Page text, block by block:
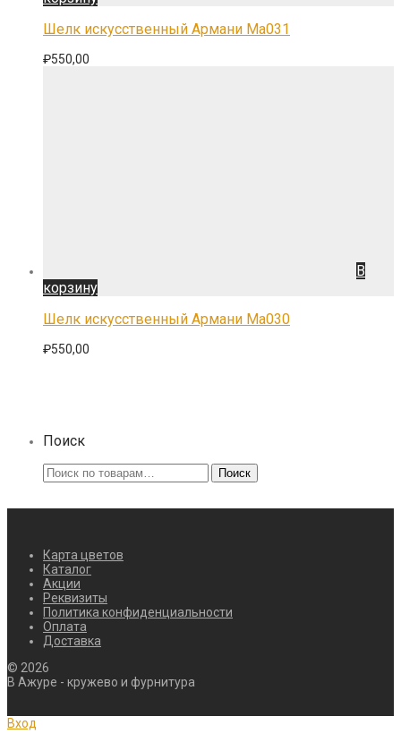
Шелк искусственный Армани Ma031
₽550,00
В
корзину
Шелк искусственный Армани Ma030
₽550,00
Поиск
Искать: Поиск
Карта цветов
Каталог
Акции
Реквизиты
Политика конфиденциальности
Оплата
Доставка
© 2026
В Ажуре - кружево и фурнитура
Вход